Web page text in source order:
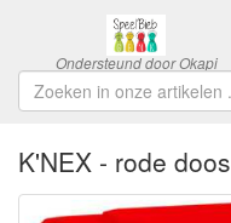
K'NEX - rode doos